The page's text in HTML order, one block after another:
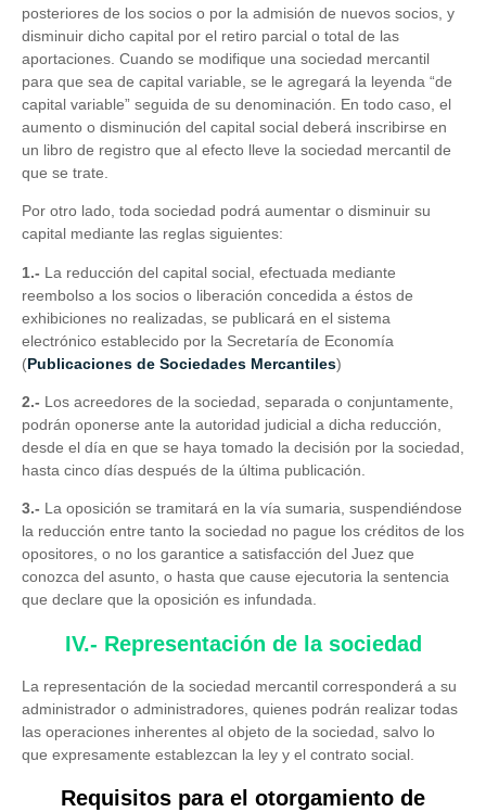
posteriores de los socios o por la admisión de nuevos socios, y
disminuir dicho capital por el retiro parcial o total de las
aportaciones. Cuando se modifique una sociedad mercantil
para que sea de capital variable, se le agregará la leyenda “de
capital variable” seguida de su denominación. En todo caso, el
aumento o disminución del capital social deberá inscribirse en
un libro de registro que al efecto lleve la sociedad mercantil de
que se trate.
Por otro lado, toda sociedad podrá aumentar o disminuir su
capital mediante las reglas siguientes:
1.- La reducción del capital social, efectuada mediante
reembolso a los socios o liberación concedida a éstos de
exhibiciones no realizadas, se publicará en el sistema
electrónico establecido por la Secretaría de Economía
(Publicaciones de Sociedades Mercantiles)
2.- Los acreedores de la sociedad, separada o conjuntamente,
podrán oponerse ante la autoridad judicial a dicha reducción,
desde el día en que se haya tomado la decisión por la sociedad,
hasta cinco días después de la última publicación.
3.- La oposición se tramitará en la vía sumaria, suspendiéndose
la reducción entre tanto la sociedad no pague los créditos de los
opositores, o no los garantice a satisfacción del Juez que
conozca del asunto, o hasta que cause ejecutoria la sentencia
que declare que la oposición es infundada.
IV.- Representación de la sociedad
La representación de la sociedad mercantil corresponderá a su
administrador o administradores, quienes podrán realizar todas
las operaciones inherentes al objeto de la sociedad, salvo lo
que expresamente establezcan la ley y el contrato social.
Requisitos para el otorgamiento de